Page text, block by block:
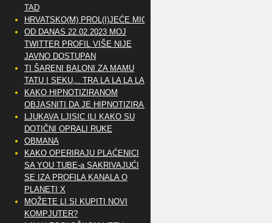
TAD
HRVATSKO(M) PROL(I)JEĆE MIG
OD DANAS 22.02.2023 MOJ
TWITTER PROFIL VIŠE NIJE
JAVNO DOSTUPAN
TI ŠARENI BALONI ZA MAMU
TATU I SEKU,.. TRA LA LA LA LA
KAKO HIPNOTIZIRANOM
OBJASNITI DA JE HIPNOTIZIRAN
LJUKAVA LJISIC ILI KAKO SU
DOTIČNI OPRALI RUKE
OBMANA
KAKO OPERIRAJU PLAĆENICI
SA YOU TUBE-a SAKRIVAJUĆI
SE IZA PROFILA KANALA O
PLANETI X
MOŽETE LI SI KUPITI NOVI
KOMPJUTER?